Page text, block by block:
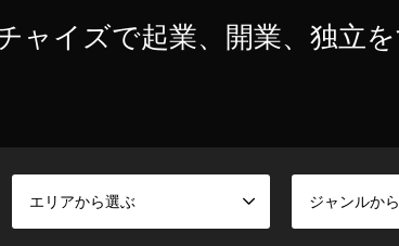
ャイズで起業、開業、独立
エリアから選ぶ ジャンルか